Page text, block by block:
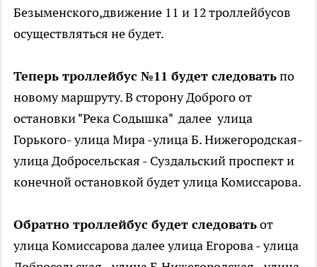
Безыменского,движение 11 и 12 троллейбусов
осуществляться не будет.
Теперь троллейбус №11 будет следоватьпо
новому маршруту. В сторону Доброго от
остановки "Река Содышка" далее улица
Горького- улица Мира -улица Б. Нижегородская-
улица Добросельская - Суздальский проспект и
конечной остановкой будет улица Комиссарова.
Обратно троллейбус будет следоватьот
улица Комиссарова далее улица Егорова - улица